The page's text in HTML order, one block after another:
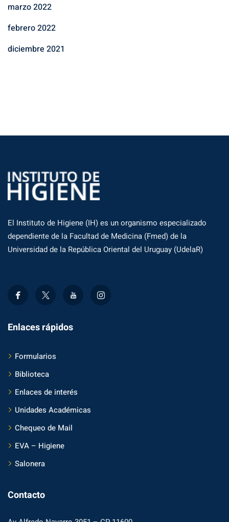
marzo 2022
febrero 2022
diciembre 2021
El Instituto de Higiene (IH) es un organismo especializado
dependiente de la Facultad de Medicina (Fmed) de la
Universidad de la República Oriental del Uruguay (UdelaR)
Enlaces rápidos
Formularios
Biblioteca
Enlaces de interés
Unidades Académicas
Chequeo de Mail
EVA – Higiene
Salonera
Contacto